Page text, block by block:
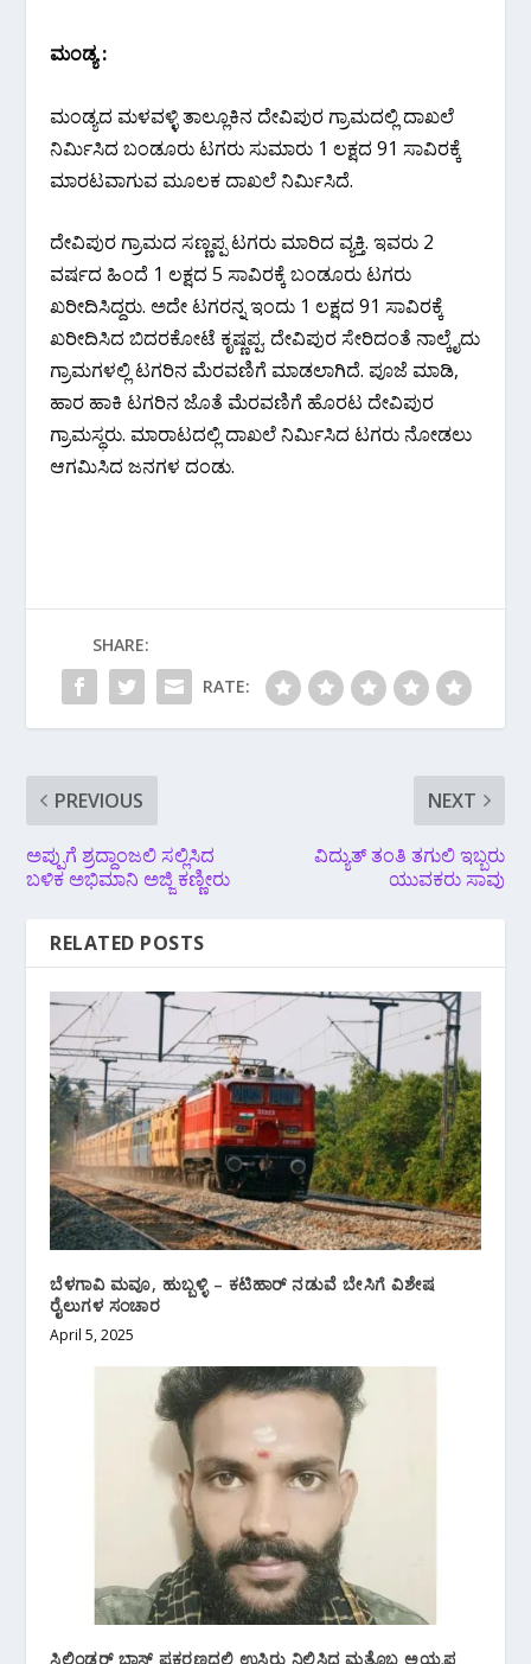
ಮಂಡ್ಯ :
ಮಂಡ್ಯದ ಮಳವಳ್ಳಿ ತಾಲ್ಲೂಕಿನ ದೇವಿಪುರ ಗ್ರಾಮದಲ್ಲಿ‌ ದಾಖಲೆ
ನಿರ್ಮಿಸಿದ ಬಂಡೂರು ಟಗರು‌ ಸುಮಾರು 1 ಲಕ್ಷದ 91 ಸಾವಿರಕ್ಕೆ
ಮಾರಟವಾಗುವ ಮೂಲಕ ದಾಖಲೆ ನಿರ್ಮಿಸಿದೆ.
ದೇವಿಪುರ ಗ್ರಾಮದ ಸಣ್ಣಪ್ಪ ಟಗರು ಮಾರಿದ ವ್ಯಕ್ತಿ. ಇವರು 2
ವರ್ಷದ ಹಿಂದೆ 1 ಲಕ್ಷದ 5 ಸಾವಿರಕ್ಕೆ ಬಂಡೂರು ಟಗರು
ಖರೀದಿಸಿದ್ದರು. ಅದೇ ಟಗರನ್ನ ಇಂದು 1 ಲಕ್ಷದ 91 ಸಾವಿರಕ್ಕೆ
ಖರೀದಿಸಿದ ಬಿದರಕೋಟೆ ಕೃಷ್ಣಪ್ಪ. ದೇವಿಪುರ ಸೇರಿದಂತೆ ನಾಲ್ಕೈದು
ಗ್ರಾಮಗಳಲ್ಲಿ ಟಗರಿನ ಮೆರವಣಿಗೆ ಮಾಡಲಾಗಿದೆ. ಪೂಜೆ ಮಾಡಿ,
ಹಾರ ಹಾಕಿ ಟಗರಿನ ಜೊತೆ ಮೆರವಣಿಗೆ ಹೊರಟ ದೇವಿಪುರ
ಗ್ರಾಮಸ್ಥರು. ಮಾರಾಟದಲ್ಲಿ ದಾಖಲೆ ನಿರ್ಮಿಸಿದ ಟಗರು ನೋಡಲು
ಆಗಮಿಸಿದ ಜನಗಳ ದಂಡು.
SHARE:
RATE:
PREVIOUS
ಅಪ್ಪುಗೆ ಶ್ರದ್ದಾಂಜಲಿ ಸಲ್ಲಿಸಿದ
ಬಳಿಕ ಅಭಿಮಾನಿ ಅಜ್ಜಿ ಕಣ್ಣೀರು
NEXT
ವಿದ್ಯುತ್ ತಂತಿ ತಗುಲಿ ಇಬ್ಬರು
ಯುವಕರು ಸಾವು
RELATED POSTS
ಬೆಳಗಾವಿ ಮವೂ, ಹುಬ್ಬಳ್ಳಿ – ಕಟಿಹಾರ್ ನಡುವೆ ಬೇಸಿಗೆ ವಿಶೇಷ
ರೈಲುಗಳ ಸಂಚಾರ
April 5, 2025
ಸಿಲಿಂಡರ್ ಬ್ಲಾಸ್ಟ್ ಪ್ರಕರಣದಲ್ಲಿ ಉಸಿರು ನಿಲ್ಲಿಸಿದ ಮತ್ತೊಬ್ಬ ಅಯ್ಯಪ್ಪ